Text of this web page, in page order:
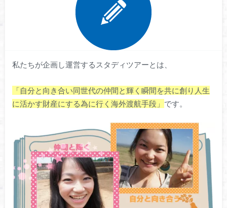
私たちが企画し運営するスタディツアーとは、
「自分と向き合い同世代の仲間と輝く瞬間を共に創り人生
に活かす財産にする為に行く海外渡航手段」 です。